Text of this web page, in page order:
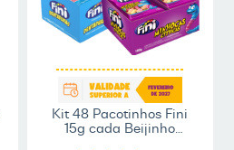
Kit 48 Pacotinhos Fini
15g cada Beijinho